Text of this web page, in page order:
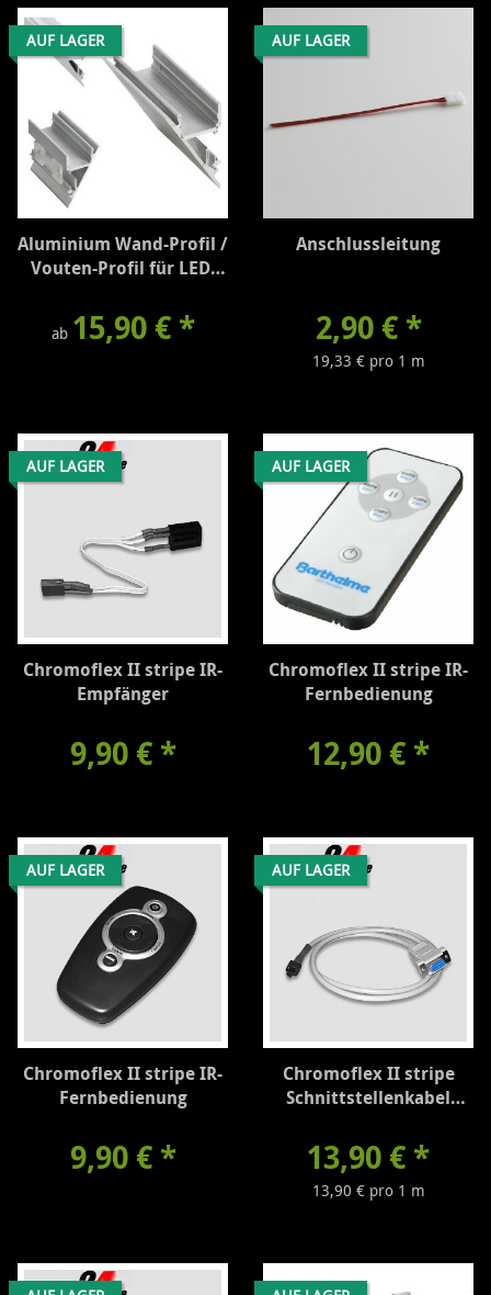
AUF LAGER
Aluminium Wand-Profil /
Vouten-Profil für LED-
ab 15,90 € *
AUF LAGER
Anschlussleitung
2,90 € *
19,33 € pro 1 m
AUF LAGER
Chromoflex II stripe IR-
Empfänger
9,90 € *
AUF LAGER
Chromoflex II stripe IR-
Fernbedienung
12,90 € *
AUF LAGER
Chromoflex II stripe IR-
Fernbedienung
9,90 € *
AUF LAGER
Chromoflex II stripe
Schnittstellenkabel
13,90 € *
13,90 € pro 1 m